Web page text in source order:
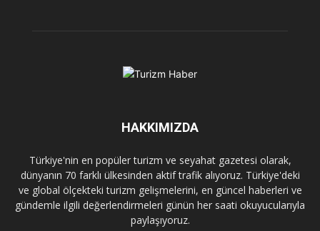
HAKKIMIZDA
Türkiye'nin en popüler turizm ve seyahat gazetesi olarak,
dünyanın 70 farklı ülkesinden aktif trafik alıyoruz. Türkiye'deki
ve global ölçekteki turizm gelişmelerini, en güncel haberleri ve
gündemle ilgili değerlendirmeleri günün her saati okuyucularıyla
paylaşıyoruz.